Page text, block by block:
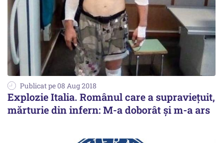
Publicat pe 08 Aug 2018
Explozie Italia. Românul care a supraviețuit,
mărturie din infern: M-a doborât și m-a ars